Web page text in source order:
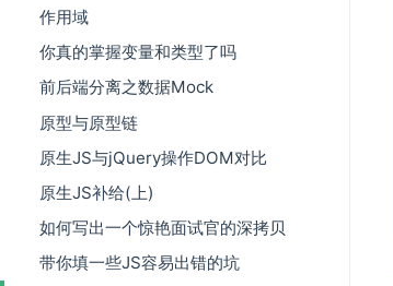
作用域
你真的掌握变量和类型了吗
前后端分离之数据Mock
原型与原型链
原生JS与jQuery操作DOM对比
原生JS补给(上)
如何写出一个惊艳面试官的深拷贝
带你填一些JS容易出错的坑